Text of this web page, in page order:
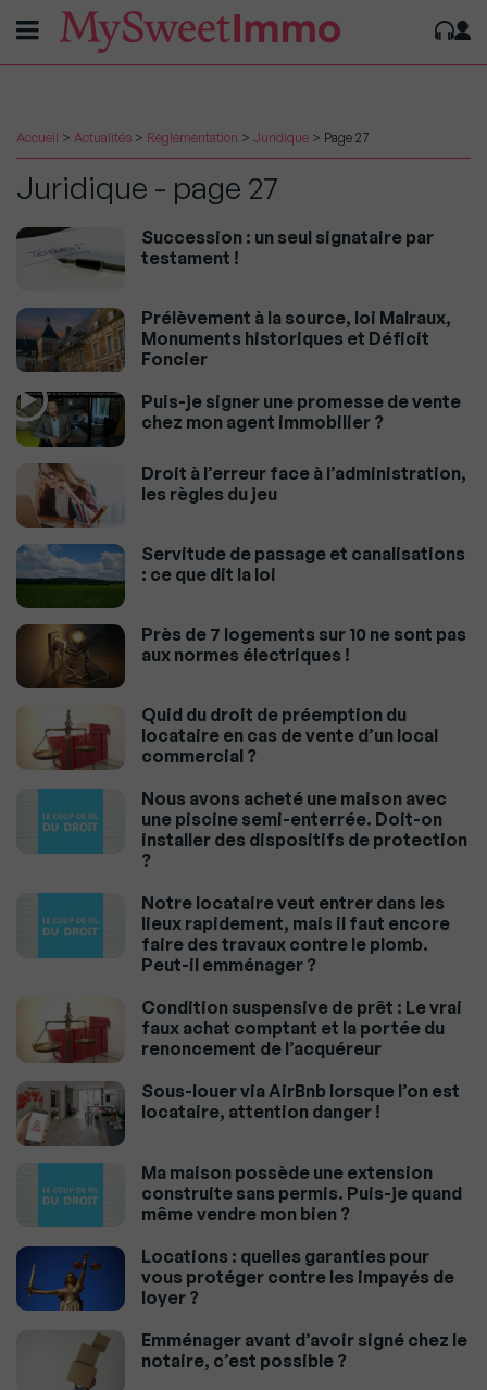
Accueil > Actualités > Règlementation > Juridique > Page 27
Juridique - page 27
Succession : un seul signataire par
testament !
Prélèvement à la source, loi Malraux,
Monuments historiques et Déficit
Foncier
Puis-je signer une promesse de vente
chez mon agent immobilier ?
Droit à l’erreur face à l’administration,
les règles du jeu
Servitude de passage et canalisations
: ce que dit la loi
Près de 7 logements sur 10 ne sont pas
aux normes électriques !
Quid du droit de préemption du
locataire en cas de vente d’un local
commercial ?
Nous avons acheté une maison avec
une piscine semi-enterrée. Doit-on
installer des dispositifs de protection
?
Notre locataire veut entrer dans les
lieux rapidement, mais il faut encore
faire des travaux contre le plomb.
Peut-il emménager ?
Condition suspensive de prêt : Le vrai
faux achat comptant et la portée du
renoncement de l’acquéreur
Sous-louer via AirBnb lorsque l’on est
locataire, attention danger !
Ma maison possède une extension
construite sans permis. Puis-je quand
même vendre mon bien ?
Locations : quelles garanties pour
vous protéger contre les impayés de
loyer ?
Emménager avant d’avoir signé chez le
notaire, c’est possible ?